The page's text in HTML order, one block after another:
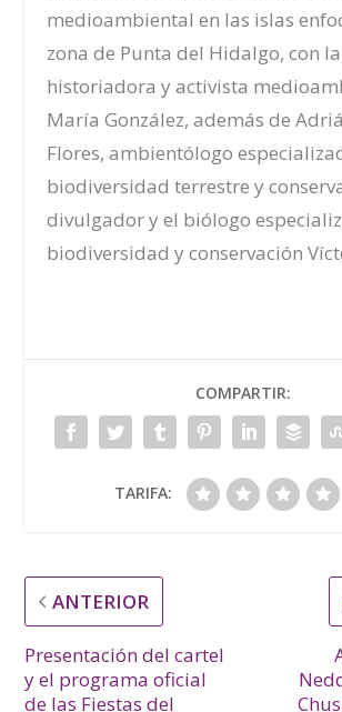
medioambiental en las islas
zona de Punta del Hidalgo, con la
historiadora y activista
María González, además de
Flores, ambientólogo
biodiversidad terrestre y
divulgador y el biólogo
biodiversidad y conservación
COMPARTIR:
TARIFA:
ANTERIOR
Presentación del cartel
y el programa oficial
de las Fiestas del